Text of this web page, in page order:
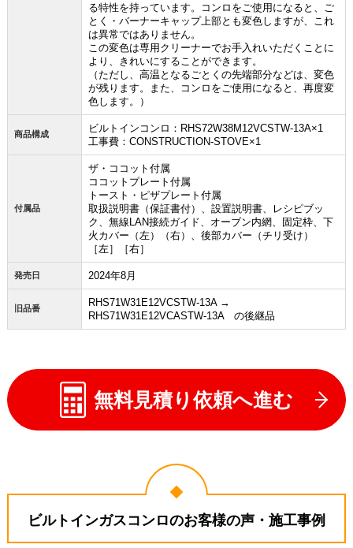
る特性を持っています。コンロをご使用になると、ご
とく・バーナーキャップ上部とも変色しますが、これ
は異常ではありません。
この変色は専用クリーナーでお手入れいただくことに
より、きれいにすることができます。
（ただし、高温となるごとくの先端部分などは、変色
が残ります。また、コンロをご使用になると、再度変
色します。）
商品構成
ビルトインコンロ：RHS72W38M12VCSTW-13A×1
工事費：CONSTRUCTION-STOVE×1
付属品
ザ・ココット付属
ココットプレート付属
トースト・ピザプレート付属
取扱説明書（保証書付）、設置説明書、レシピブッ
ク、無線LAN接続ガイド、オーブン内網、固定枠、下
火カバー（左）（右）、後部カバー（チリ受け）
［左］［右］
発売日 2024年8月
旧品番
RHS71W31E12VCSTW-13A →
RHS71W31E12VCASTW-13A の後継品
無料見積り依頼へ進む
ビルトインガスコンロのお客様の声・施工事例